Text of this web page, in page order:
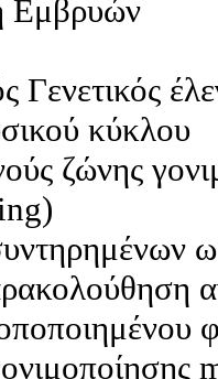
Εμβρυών
Γενετικός
κύκλου
ζώνης